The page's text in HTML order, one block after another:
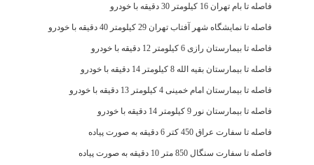
فاصله تا بام تهران 16 کیلومتر 30 دقیقه با خودرو
فاصله تا نمایشگاه شهر آفتاب تهران 29 کیلومتر 40 دقیقه با خودرو
فاصله تا بیمارستان رازی 6 کیلومتر 12 دقیقه با خودرو
فاصله تا بیمارستان بقیه الله 8 کیلومتر 14 دقیقه با خودرو
فاصله تا بیمارستان امام خمینی 4 کیلومتر 13 دقیقه با خودرو
فاصله تا بیمارستان نور 9 کیلومتر 14 دقیقه با خودرو
فاصله تا سفارت عراق 450 کتر 6 دقیقه به صورت پیاده
فاصله تا سفارت سنگال 850 متر 10 دقیقه به صورت پیاده